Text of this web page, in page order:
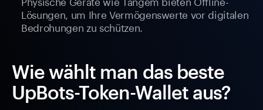
Lösungen, um Ihre Vermögenswerte vor digitalen
Bedrohungen zu schützen.
Wie wählt man das beste
UpBots-Token-Wallet aus?